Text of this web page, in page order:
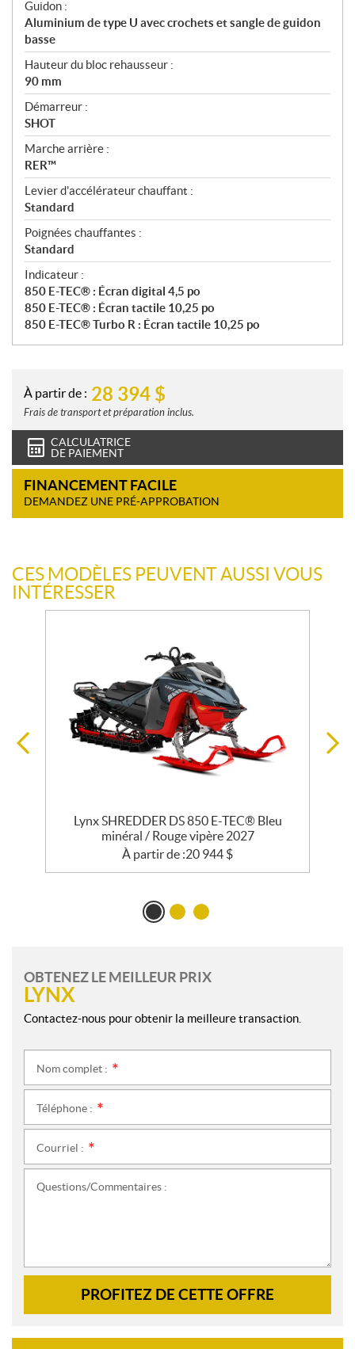
Guidon :
Aluminium de type U avec crochets et sangle de guidon
basse
Hauteur du bloc rehausseur :
90 mm
Démarreur :
SHOT
Marche arrière :
RER™
Levier d'accélérateur chauffant :
Standard
Poignées chauffantes :
Standard
Indicateur :
850 E-TEC® : Écran digital 4,5 po
850 E-TEC® : Écran tactile 10,25 po
850 E-TEC® Turbo R : Écran tactile 10,25 po
À partir de : 28 394 $
Frais de transport et préparation inclus.
CALCULATRICE
DE PAIEMENT
FINANCEMENT FACILE
DEMANDEZ UNE PRÉ-APPROBATION
CES MODÈLES PEUVENT AUSSI VOUS
INTÉRESSER
Lynx SHREDDER DS 850 E-TEC® Bleu
minéral / Rouge vipère 2027
À partir de :20 944 $
OBTENEZ LE MEILLEUR PRIX
LYNX
Contactez-nous pour obtenir la meilleure transaction.
Nom complet :
Téléphone :
Courriel :
Questions/Commentaires :
PROFITEZ DE CETTE OFFRE